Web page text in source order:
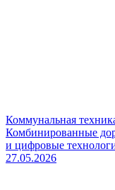
Коммунальная
Комбинированные
и цифровые
27.05.2026